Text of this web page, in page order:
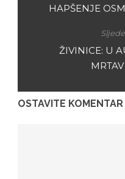
HAPŠENJE
ŽIVINICE: U
OSTAVITE KOMENTAR